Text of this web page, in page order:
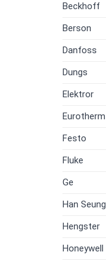
Beckhoff
Berson
Danfoss
Dungs
Elektror
Eurotherm
Festo
Fluke
Ge
Han Seung
Hengster
Honeywell